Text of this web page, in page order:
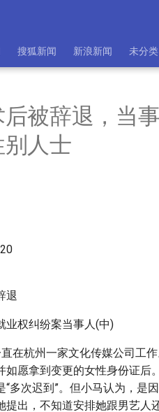
搜狐新闻 新浪新闻 未分类
被辞退，当
人士
业权纠纷案当事人(中)
在杭州一家文化传媒公司工
如愿拿到变更的女性身份证后
“多次迟到”。但小马认为，是
提出，不知道安排她跟男艺